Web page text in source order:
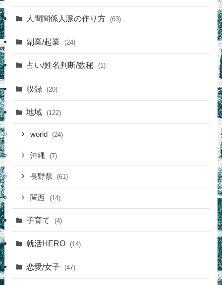
人間関係人脈の作り方 (63)
副業/起業 (24)
占い/姓名判断/数秘 (1)
収録 (20)
地域 (122)
world (24)
沖縄 (7)
長野県 (61)
関西 (14)
子育て (4)
就活HERO (14)
恋愛/女子 (47)